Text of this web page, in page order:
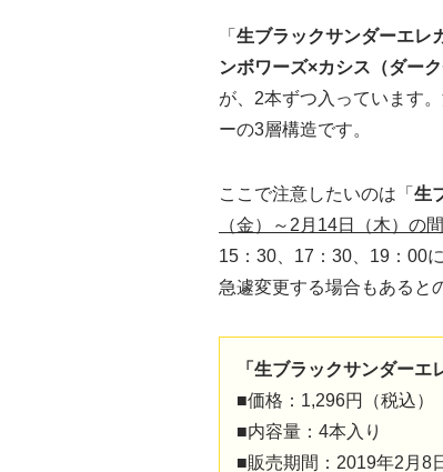
「 生ブラックサンダーエレ
ンボワーズ×カシス（ダーク
が、2本ずつ入っています
ーの3層構造です。
ここで注意したいのは「 生
（金）～2月14日（木）の
15：30、17：30、19：00
急遽変更する場合もあると
「生ブラックサンダーエ
■価格：1,296円（税込）
■内容量：4本入り
■販売期間：2019年2月8